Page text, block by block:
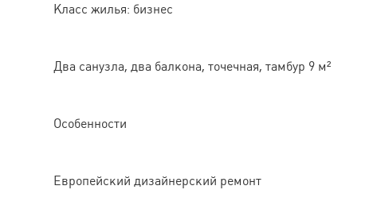
Класс жилья: бизнес
Два санузла, два балкона, точечная, тамбур 9 м²
Особенности
Европейский дизайнерский ремонт